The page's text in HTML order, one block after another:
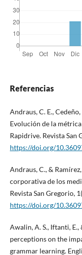
Referencias
Andraus, C. E.,
Evolución de la
Rapidrive. Revista San
https://doi.org/
Andraus, C., &
corporativa de los
Revista San Gregorio,
https://doi.org/
Awalin, A. S., Iftanti, E.,
perceptions on the
grammar learning.